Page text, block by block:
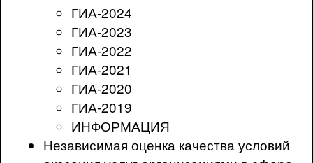
ГИА-2024
ГИА-2023
ГИА-2022
ГИА-2021
ГИА-2020
ГИА-2019
ИНФОРМАЦИЯ
Независимая оценка качества условий